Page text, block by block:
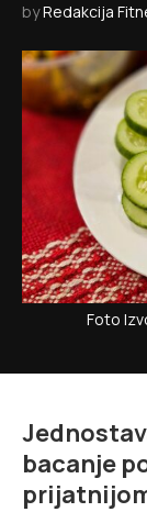
byRedakcija
Foto
bacanje